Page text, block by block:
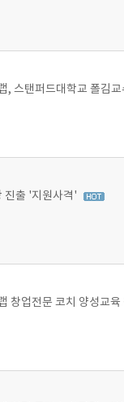
, 스탠퍼드대학교 폴김교
진출 '지원사격'
창업전문 코치 양성교육